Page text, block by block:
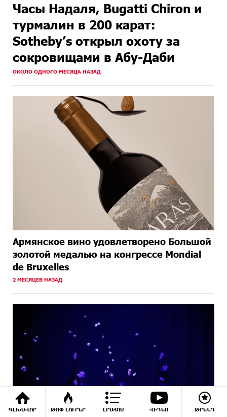
ԳԼԽԱՎՈՐ ԹՈՓ ԼՈՒՐԵՐ ԼՐԱՀՈՍ ՎԻԴԵՈ ԹՐԵՆԴ
Часы Надаля, Bugatti Chiron и
турмалин в 200 карат:
Sotheby’s открыл охоту за
сокровищами в Абу-Даби
ОКОЛО ОДНОГО МЕСЯЦА НАЗАД
Армянское вино удовлетворено Большой
золотой медалью на конгрессе Mondial
de Bruxelles
2 МЕСЯЦЕВ НАЗАД